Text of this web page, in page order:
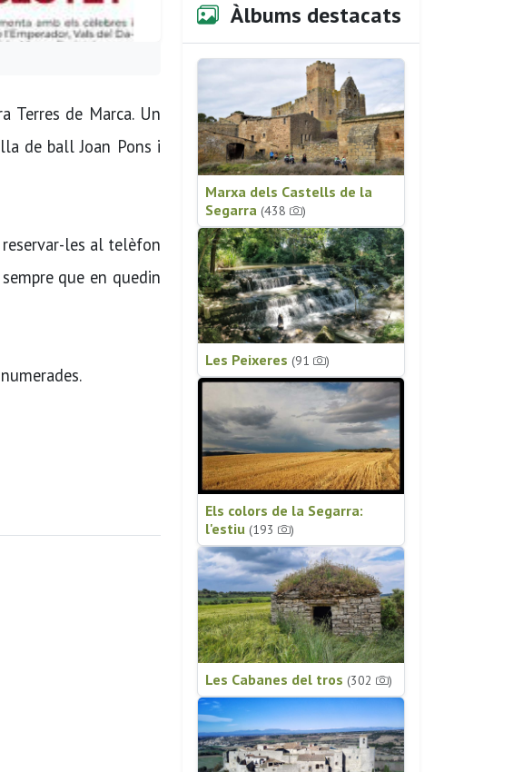
Terres de Marca. Un
de ball Joan Pons i
les al telèfon
que en quedin
Àlbums destacats
Marxa dels Castells de la
Segarra (438 )
Les Peixeres (91 )
Els colors de la Segarra:
l'estiu (193 )
Les Cabanes del tros (302 )